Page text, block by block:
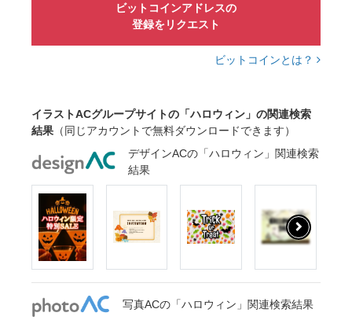
ビットコインアドレスの
登録をリクエスト
ビットコインとは？
イラストACグループサイトの「ハロウィン」の関連検索
結果 （同じアカウントで無料ダウンロードできます）
デザインACの「ハロウィン」関連検索
結果
写真ACの「ハロウィン」関連検索結果